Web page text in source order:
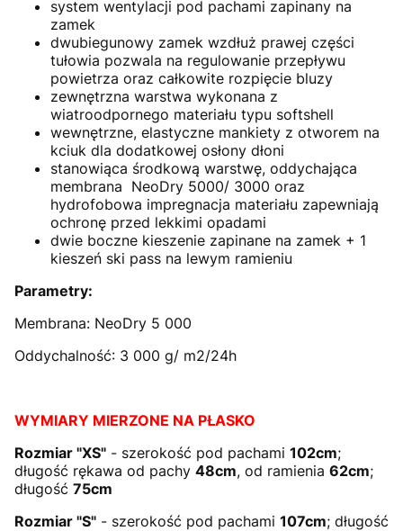
system wentylacji pod pachami zapinany na
zamek
dwubiegunowy zamek wzdłuż prawej części
tułowia pozwala na regulowanie przepływu
powietrza oraz całkowite rozpięcie bluzy
zewnętrzna warstwa wykonana z
wiatroodpornego materiału typu softshell
wewnętrzne, elastyczne mankiety z otworem na
kciuk dla dodatkowej osłony dłoni
stanowiąca środkową warstwę, oddychająca
membrana NeoDry 5000/ 3000 oraz
hydrofobowa impregnacja materiału zapewniają
ochronę przed lekkimi opadami
dwie boczne kieszenie zapinane na zamek + 1
kieszeń ski pass na lewym ramieniu
Parametry:
Membrana: NeoDry 5 000
Oddychalność: 3 000 g/ m2/24h
WYMIARY MIERZONE NA PŁASKO
Rozmiar "XS" - szerokość pod pachami 102cm;
długość rękawa od pachy 48cm, od ramienia 62cm;
długość 75cm
Rozmiar "S" - szerokość pod pachami 107cm; długość